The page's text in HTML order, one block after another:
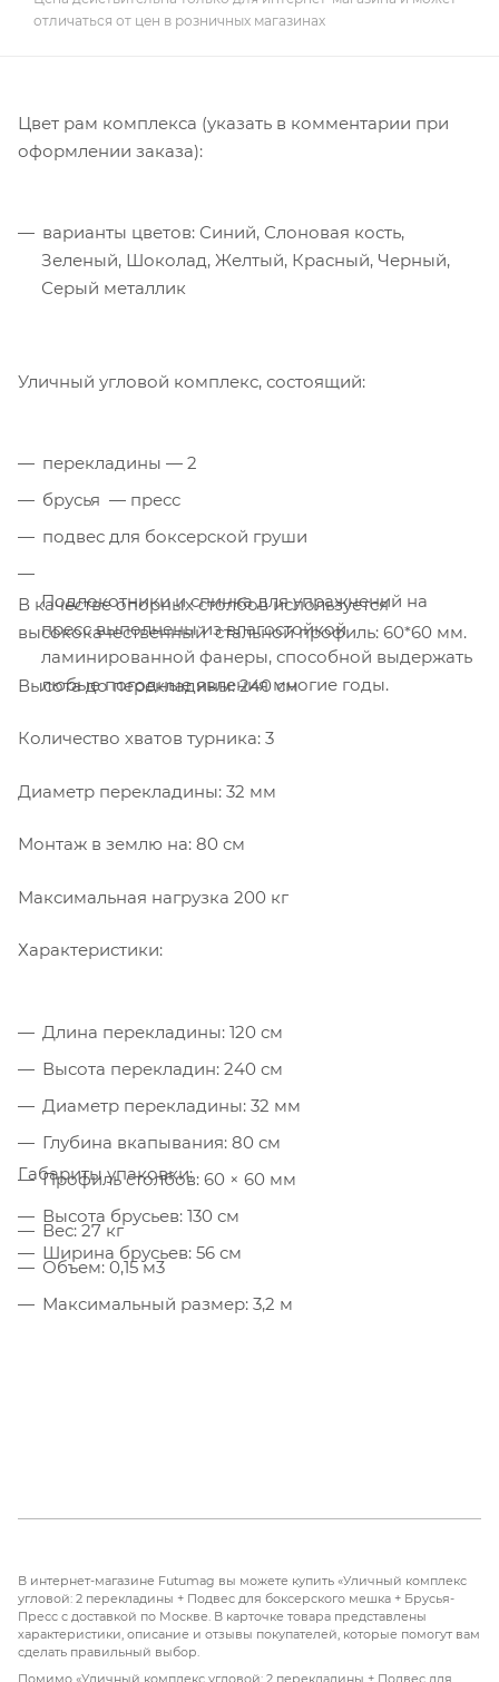
отличаться от цен в розничных магазинах
Цвет рам комплекса (указать в комментарии при
оформлении заказа):
варианты цветов: Синий, Слоновая кость,
Зеленый, Шоколад, Желтый, Красный, Черный,
Серый металлик
Уличный угловой комплекс, состоящий:
перекладины — 2
брусья — пресс
подвес для боксерской груши
Подлокотники и спинка для упражнений на
пресс выполнены из влагостойкой
ламинированной фанеры, способной выдержать
любые погодные явления многие годы.
В качестве опорных столбов используется
высококачественный стальной профиль: 60*60 мм.
Высота до перекладины: 240 см
Количество хватов турника: 3
Диаметр перекладины: 32 мм
Монтаж в землю на: 80 см
Максимальная нагрузка 200 кг
Характеристики:
Длина перекладины: 120 см
Высота перекладин: 240 см
Диаметр перекладины: 32 мм
Глубина вкапывания: 80 см
Профиль столбов: 60 × 60 мм
Высота брусьев: 130 см
Ширина брусьев: 56 см
Габариты упаковки:
Вес: 27 кг
Объем: 0,15 м3
Максимальный размер: 3,2 м
В интернет-магазине Futumag вы можете купить «Уличный комплекс
угловой: 2 перекладины + Подвес для боксерского мешка + Брусья-
Пресс с доставкой по Москве. В карточке товара представлены
характеристики, описание и отзывы покупателей, которые помогут вам
сделать правильный выбор.
Помимо «Уличный комплекс угловой: 2 перекладины + Подвес для